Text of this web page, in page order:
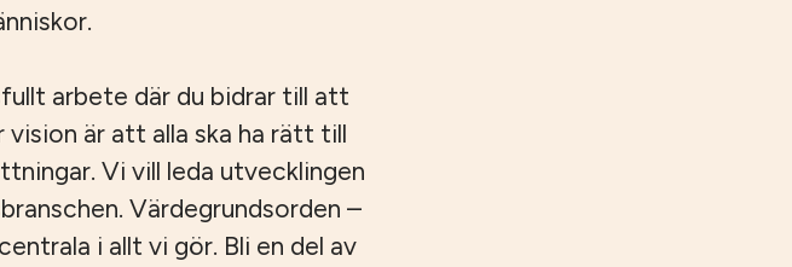
arbete där du bidrar till att
vision är att alla ska ha rätt till
Vi vill leda utvecklingen
Värdegrundsorden –
i allt vi gör. Bli en del av